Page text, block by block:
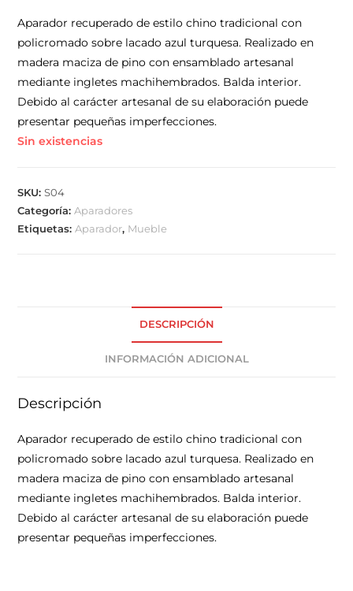
Aparador recuperado de estilo chino tradicional con
policromado sobre lacado azul turquesa. Realizado en
madera maciza de pino con ensamblado artesanal
mediante ingletes machihembrados. Balda interior.
Debido al carácter artesanal de su elaboración puede
presentar pequeñas imperfecciones.
Sin existencias
SKU:S04
Categoría:Aparadores
Etiquetas:Aparador, Mueble
DESCRIPCIÓN
INFORMACIÓN ADICIONAL
Descripción
Aparador recuperado de estilo chino tradicional con
policromado sobre lacado azul turquesa. Realizado en
madera maciza de pino con ensamblado artesanal
mediante ingletes machihembrados. Balda interior.
Debido al carácter artesanal de su elaboración puede
presentar pequeñas imperfecciones.